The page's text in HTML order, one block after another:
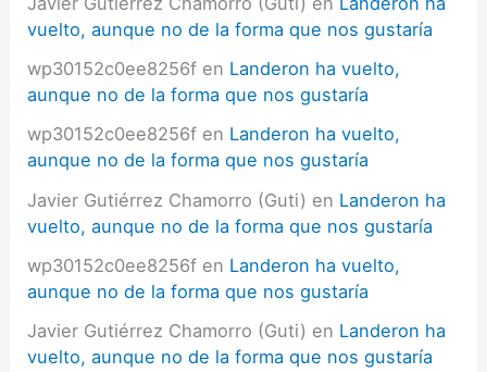
vuelto, aunque no de la forma que nos gustaría
wp30152c0ee8256f en Landeron ha vuelto,
aunque no de la forma que nos gustaría
wp30152c0ee8256f en Landeron ha vuelto,
aunque no de la forma que nos gustaría
Javier Gutiérrez Chamorro (Guti) en Landeron ha
vuelto, aunque no de la forma que nos gustaría
wp30152c0ee8256f en Landeron ha vuelto,
aunque no de la forma que nos gustaría
Javier Gutiérrez Chamorro (Guti) en Landeron ha
vuelto, aunque no de la forma que nos gustaría